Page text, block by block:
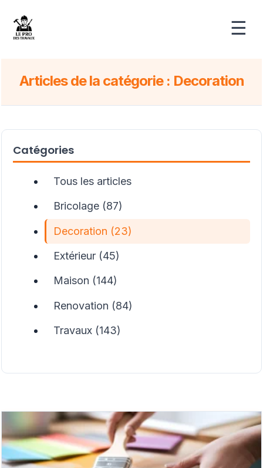
☰
Articles de la catégorie : Decoration
Catégories
Tous les articles
Bricolage (87)
Decoration (23)
Extérieur (45)
Maison (144)
Renovation (84)
Travaux (143)